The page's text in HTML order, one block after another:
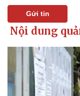
Pháp luật
Gửi tin